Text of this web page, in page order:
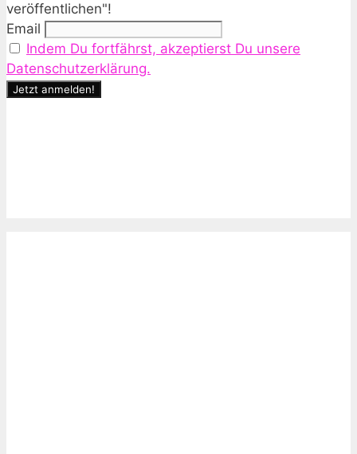
veröffentlichen"!
Email
Indem Du fortfährst, akzeptierst Du unsere
Datenschutzerklärung.